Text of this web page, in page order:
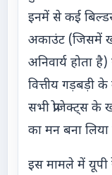
इनमें से कई
अकाउंट (जिसमें
अनिवार्य होता
वित्तीय गड़बड़ी
सभी प्रोजेक्ट्स
का मन बना लिया
इस मामले में यूपी